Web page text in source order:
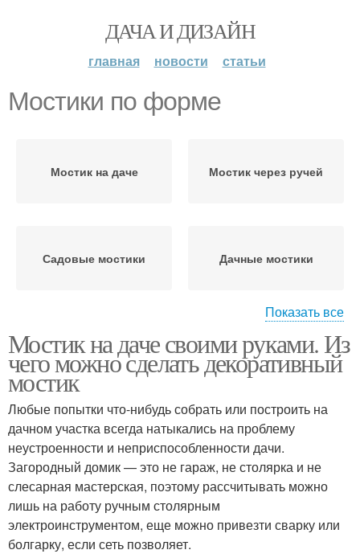
ДАЧА И ДИЗАЙН
главная новости статьи
Мостики по форме
Мостик на даче Мостик через ручей
Садовые мостики Дачные мостики
Мостики для дачи Деревянный мостик
Мостики в
ландшафтном дизайне
Мостик через канаву
Мостик из остатков Декоративный мостик
Показать все
Мостик на даче своими руками. Из
чего можно сделать декоративный
мостик
Любые попытки что-нибудь собрать или построить на
дачном участка всегда натыкались на проблему
неустроенности и неприспособленности дачи.
Загородный домик — это не гараж, не столярка и не
слесарная мастерская, поэтому рассчитывать можно
лишь на работу ручным столярным
электроинструментом, еще можно привезти сварку или
болгарку, если сеть позволяет.